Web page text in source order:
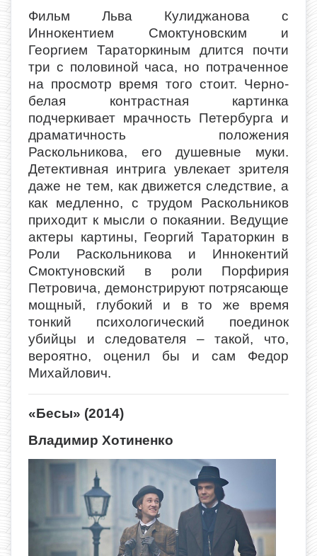
Фильм Льва Кулиджанова с
Иннокентием Смоктуновским и
Георгием Тараторкиным длится почти
три с половиной часа, но потраченное
на просмотр время того стоит. Черно-
белая контрастная картинка
подчеркивает мрачность Петербурга и
драматичность положения
Раскольникова, его душевные муки.
Детективная интрига увлекает зрителя
даже не тем, как движется следствие, а
как медленно, с трудом Раскольников
приходит к мысли о покаянии. Ведущие
актеры картины, Георгий Тараторкин в
Роли Раскольникова и Иннокентий
Смоктуновский в роли Порфирия
Петровича, демонстрируют потрясающе
мощный, глубокий и в то же время
тонкий психологический поединок
убийцы и следователя – такой, что,
вероятно, оценил бы и сам Федор
Михайлович.
«Бесы» (2014)
Владимир Хотиненко